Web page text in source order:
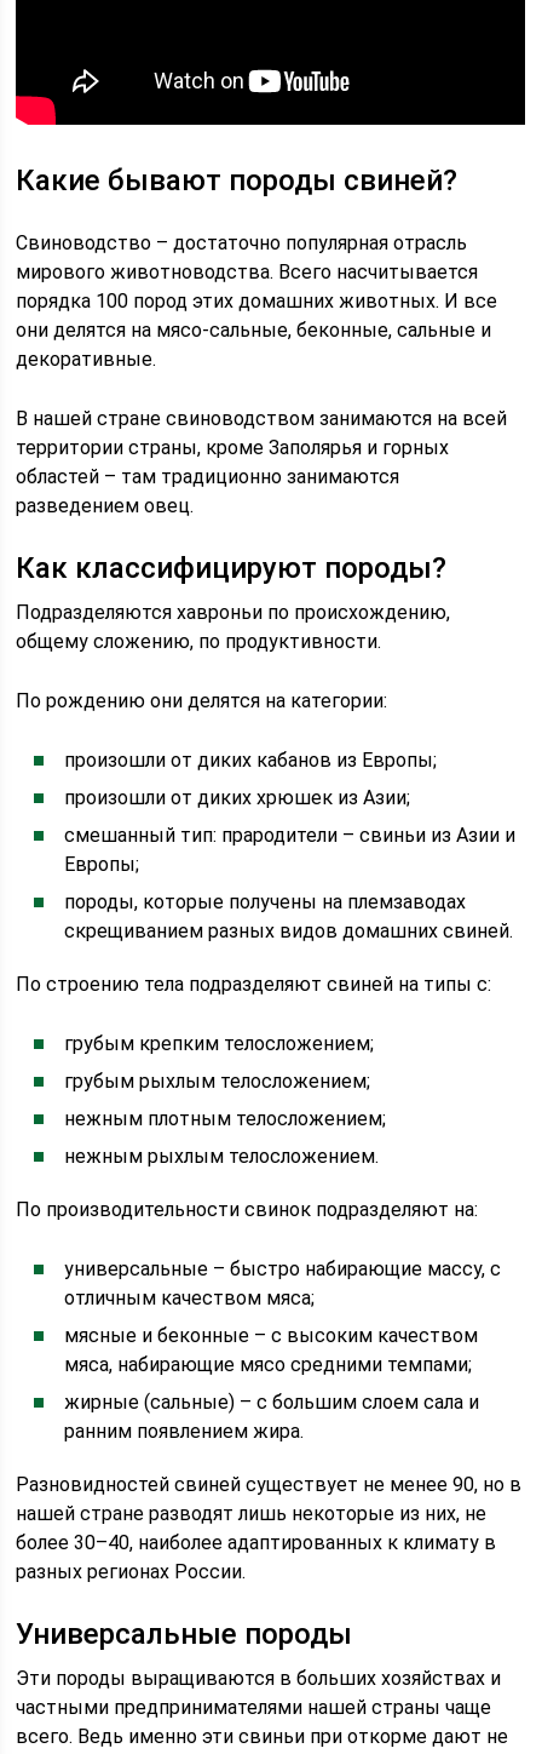
Какие бывают породы свиней?
Свиноводство – достаточно популярная отрасль
мирового животноводства. Всего насчитывается
порядка 100 пород этих домашних животных. И все
они делятся на мясо-сальные, беконные, сальные и
декоративные.
В нашей стране свиноводством занимаются на всей
территории страны, кроме Заполярья и горных
областей – там традиционно занимаются
разведением овец.
Как классифицируют породы?
Подразделяются хавроньи по происхождению,
общему сложению, по продуктивности.
По рождению они делятся на категории:
произошли от диких кабанов из Европы;
произошли от диких хрюшек из Азии;
смешанный тип: прародители – свиньи из Азии и
Европы;
породы, которые получены на племзаводах
скрещиванием разных видов домашних свиней.
По строению тела подразделяют свиней на типы с:
грубым крепким телосложением;
грубым рыхлым телосложением;
нежным плотным телосложением;
нежным рыхлым телосложением.
По производительности свинок подразделяют на:
универсальные – быстро набирающие массу, с
отличным качеством мяса;
мясные и беконные – с высоким качеством
мяса, набирающие мясо средними темпами;
жирные (сальные) – с большим слоем сала и
ранним появлением жира.
Разновидностей свиней существует не менее 90, но в
нашей стране разводят лишь некоторые из них, не
более 30–40, наиболее адаптированных к климату в
разных регионах России.
Универсальные породы
Эти породы выращиваются в больших хозяйствах и
частными предпринимателями нашей страны чаще
всего. Ведь именно эти свиньи при откорме дают не